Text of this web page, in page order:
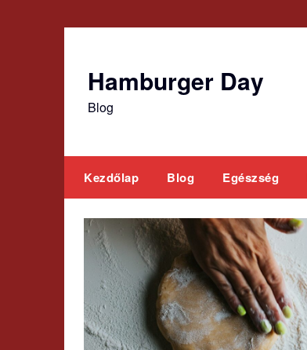
Hamburger Day
Blog
Kezdőlap Blog Egészség